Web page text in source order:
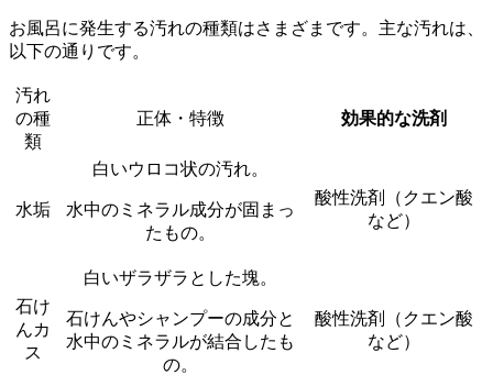
お風呂に発生する汚れの種類はさまざまです。主な汚れは、
以下の通りです。
汚れ
の種
類
正体・特徴 効果的な洗剤
水垢
白いウロコ状の汚れ。
水中のミネラル成分が固まっ
たもの。
酸性洗剤（クエン酸
など）
石け
んカ
ス
白いザラザラとした塊。
石けんやシャンプーの成分と
水中のミネラルが結合したも
の。
酸性洗剤（クエン酸
など）